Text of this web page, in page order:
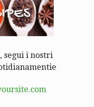
segui i nostri